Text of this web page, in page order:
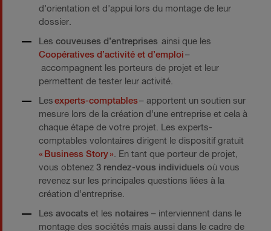
d’orientation et d’appui lors du montage de leur
dossier.
Les couveuses d’entreprises ainsi que les
Coopératives d’activité et d’emploi –
accompagnent les porteurs de projet et leur
permettent de tester leur activité.
Les experts-comptables– apportent un soutien sur
mesure lors de la création d’une entreprise et cela à
chaque étape de votre projet. Les experts-
comptables volontaires dirigent le dispositif gratuit
« Business Story ». En tant que porteur de projet,
vous obtenez 3 rendez-vous individuels où vous
revenez sur les principales questions liées à la
création d’entreprise.
Les avocats et les notaires – interviennent dans le
montage des sociétés mais aussi dans le cadre de